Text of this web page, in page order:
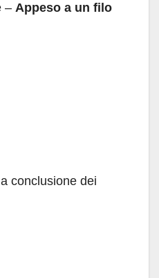
– Appeso a un filo
conclusione dei